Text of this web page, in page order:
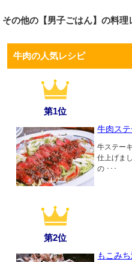
その他の【男子ごはん】の料理
牛肉の人気レシピ
第1位
牛肉ス
牛ステー
仕上げま
の ･･･
第2位
もこみ